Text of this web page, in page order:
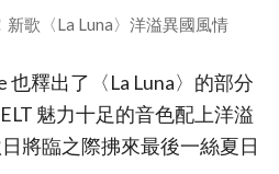
新歌〈La Luna〉洋溢異國風情
也釋出了〈La Luna〉的部分
魅力十足的音色配上洋溢
將臨之際拂來最後一絲夏日